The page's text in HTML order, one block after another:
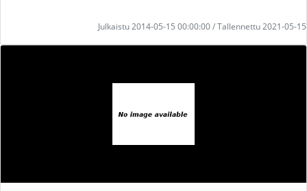
Julkaistu 2014-05-15 00:00:00 / Tallennettu 2021-05-15